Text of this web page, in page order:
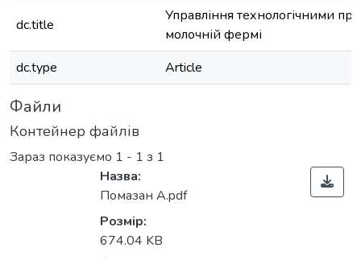
dc.title
Управління технологічними
молочній фермі
dc.type
Article
Файли
Контейнер файлів
Зараз показуємо 1 - 1 з 1
Назва:
Помазан А.pdf
Розмір:
674.04 KB